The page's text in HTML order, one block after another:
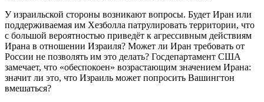
У израильской стороны возникают вопросы. Будет Иран или
поддерживаемая им Хезболла патрулировать территории, что
с большой вероятностью приведёт к агрессивным действиям
Ирана в отношении Израиля? Может ли Иран требовать от
России не позволять им это делать? Госдепартамент США
замечает, что «обеспокоен» возрастающим значением Ирана:
значит ли это, что Израиль может попросить Вашингтон
вмешаться?